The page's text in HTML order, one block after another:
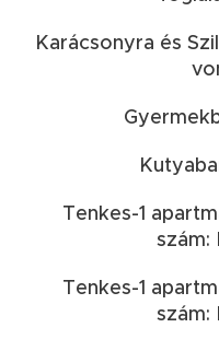
Karácsonyra és
Tenkes-1
szám:
Tenkes-1
szám: